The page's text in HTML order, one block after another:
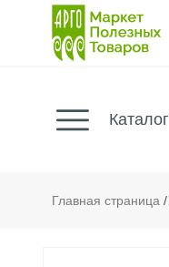
Каталог
Главная страница /